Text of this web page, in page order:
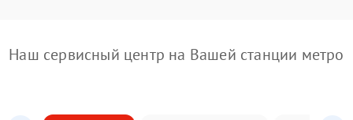
Наш сервисный центр на Вашей станции метро